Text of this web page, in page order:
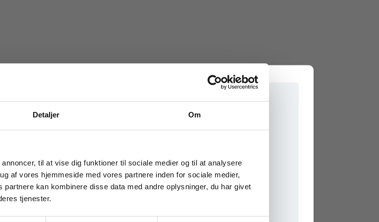
Detaljer Om
til at vise dig funktioner til sociale medier og til at analysere
af vores hjemmeside med vores partnere inden for sociale medier,
kan kombinere disse data med andre oplysninger, du har givet
tjenester.
og
Tilgå dine onlinematerialer